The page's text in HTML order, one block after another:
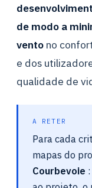
de modo a
vento no
e dos
qualidade de
A RETER
Para cada
mapas do
Courbevoie